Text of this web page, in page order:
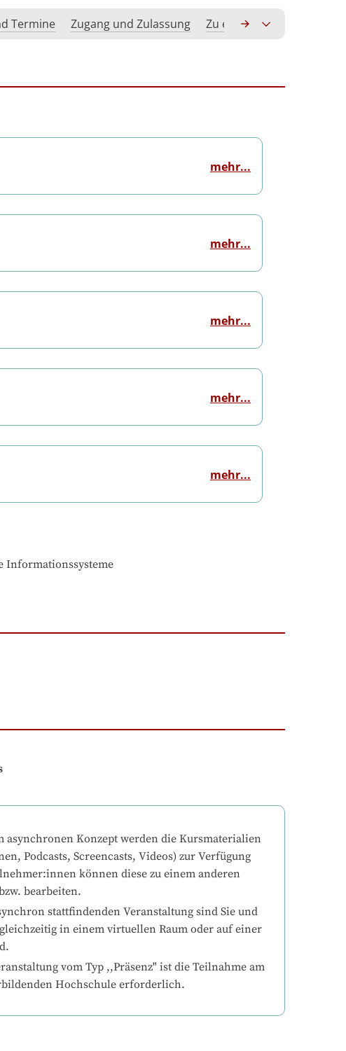
Termine Zugang und Zulassung Zu erwerbende
mehr...
mehr...
mehr...
mehr...
mehr...
Informationssysteme
asynchronen Konzept werden die Kursmaterialien
Podcasts, Screencasts, Videos) zur Verfügung
können diese zu einem anderen
bearbeiten.
stattfindenden Veranstaltung sind Sie und
in einem virtuellen Raum oder auf einer
vom Typ ,,Präsenz" ist die Teilnahme am
Hochschule erforderlich.